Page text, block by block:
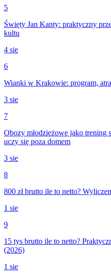
5
Święty Jan Kanty: praktyczny
kultu
4 sie
6
Wianki w Krakowie: program,
3 sie
7
Obozy młodzieżowe jako trening
uczy się poza domem
3 sie
8
800 zł brutto ile to netto?
1 sie
9
15 tys brutto ile to netto?
(2026)
1 sie